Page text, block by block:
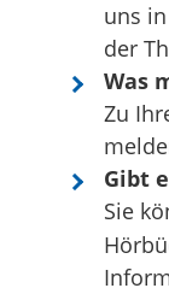
uns
der
Was
Zu
Gibt
Sie